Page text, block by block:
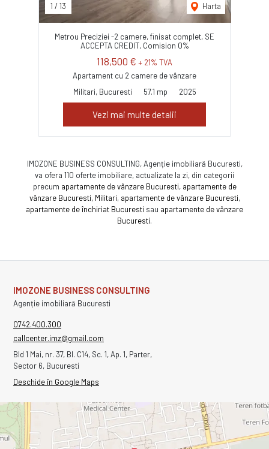
1 / 13 Harta
Metrou Preciziei -2 camere, finisat complet, SE
ACCEPTA CREDIT, Comision 0%
118,500 € + 21% TVA
Apartament cu 2 camere de vânzare
Militari, Bucuresti
57.1 mp 2025
Vezi mai multe detalii
IMOZONE BUSINESS CONSULTING, Agenție imobiliară Bucuresti,
va ofera 110 oferte imobiliare, actualizate la zi, din categorii
precum apartamente de vânzare Bucuresti, apartamente de
vânzare Bucuresti, Militari, apartamente de vânzare Bucuresti,
apartamente de închiriat Bucuresti sau apartamente de vânzare
Bucuresti.
IMOZONE BUSINESS CONSULTING
Agenție imobiliară Bucuresti
0742.400.300
callcenter.imz@gmail.com
Bld 1 Mai, nr. 37, Bl. C14, Sc. 1, Ap. 1, Parter,
Sector 6, Bucuresti
Deschide în Google Maps